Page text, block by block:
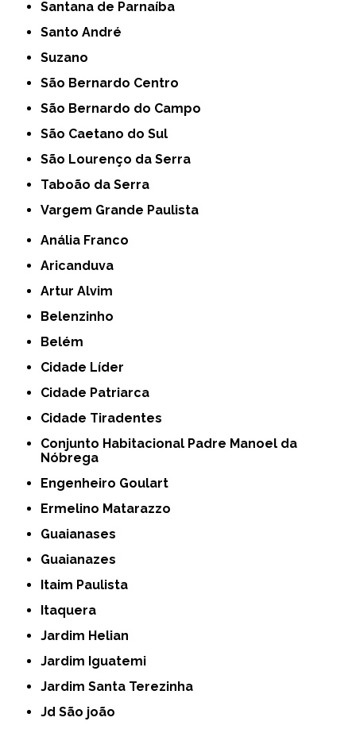
Santana de Parnaíba
Santo André
Suzano
São Bernardo Centro
São Bernardo do Campo
São Caetano do Sul
São Lourenço da Serra
Taboão da Serra
Vargem Grande Paulista
Anália Franco
Aricanduva
Artur Alvim
Belenzinho
Belém
Cidade Líder
Cidade Patriarca
Cidade Tiradentes
Conjunto Habitacional Padre Manoel da
Nóbrega
Engenheiro Goulart
Ermelino Matarazzo
Guaianases
Guaianazes
Itaim Paulista
Itaquera
Jardim Helian
Jardim Iguatemi
Jardim Santa Terezinha
Jd São joão